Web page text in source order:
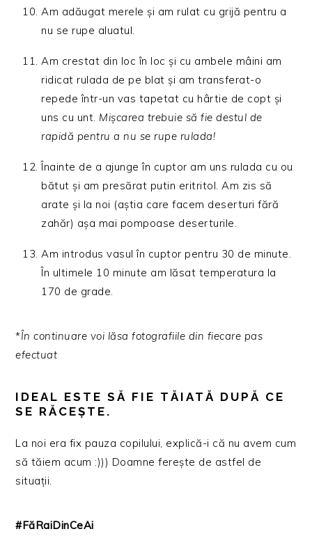
Am adăugat merele și am rulat cu grijă pentru a
nu se rupe aluatul.
Am crestat din loc în loc și cu ambele mâini am
ridicat rulada de pe blat și am transferat-o
repede într-un vas tapetat cu hârtie de copt și
uns cu unt. Mișcarea trebuie să fie destul de
rapidă pentru a nu se rupe rulada!
Înainte de a ajunge în cuptor am uns rulada cu ou
bătut și am presărat putin eritritol. Am zis să
arate și la noi (aștia care facem deserturi fără
zahăr) așa mai pompoase deserturile.
Am introdus vasul în cuptor pentru 30 de minute.
În ultimele 10 minute am lăsat temperatura la
170 de grade.
*În continuare voi lăsa fotografiile din fiecare pas
efectuat
IDEAL ESTE SĂ FIE TĂIATĂ DUPĂ CE
SE RĂCEȘTE.
La noi era fix pauza copilului, explică-i că nu avem cum
să tăiem acum :))) Doamne ferește de astfel de
situații.
#FăRaiDinCeAi